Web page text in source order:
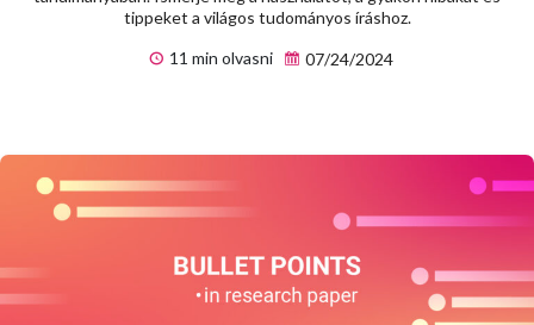
tippeket a világos tudományos íráshoz.
11 min olvasni
07/24/2024